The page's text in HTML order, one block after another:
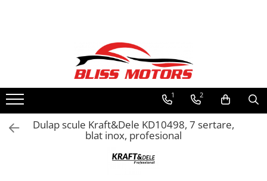
Turbosuflante și accesorii
Kituri de reparații
Chiulase
Vibrochen camioane
1 2
Dulap scule Kraft&Dele KD10498, 7 sertare,
blat inox, profesional